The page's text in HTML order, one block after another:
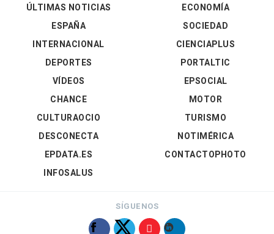
ÚLTIMAS NOTICIAS
ESPAÑA
INTERNACIONAL
DEPORTES
VÍDEOS
ECONOMÍA
SOCIEDAD
CIENCIAPLUS
PORTALTIC
EPSOCIAL
CHANCE
CULTURAOCIO
DESCONECTA
EPDATA.ES
INFOSALUS
MOTOR
TURISMO
NOTIMÉRICA
CONTACTOPHOTO
SÍGUENOS